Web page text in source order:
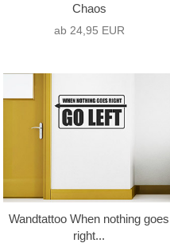
Chaos
ab 24,95 EUR
Wandtattoo When nothing goes
right...